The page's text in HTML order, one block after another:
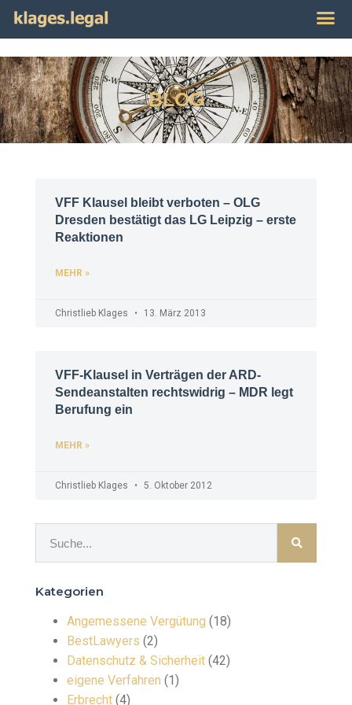
BLOG
VFF Klausel bleibt verboten – OLG
Dresden bestätigt das LG Leipzig – erste
Reaktionen
MEHR »
Christlieb Klages 13. März 2013
VFF-Klausel in Verträgen der ARD-
Sendeanstalten rechtswidrig – MDR legt
Berufung ein
MEHR »
Christlieb Klages 5. Oktober 2012
Kategorien
Angemessene Vergütung (18)
BestLawyers (2)
Datenschutz & Sicherheit (42)
eigene Verfahren (1)
Erbrecht (4)